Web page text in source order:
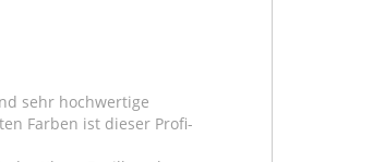
sehr hochwertige
Farben ist dieser Profi-